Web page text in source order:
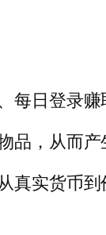
日登录赚
，从而产
实货币